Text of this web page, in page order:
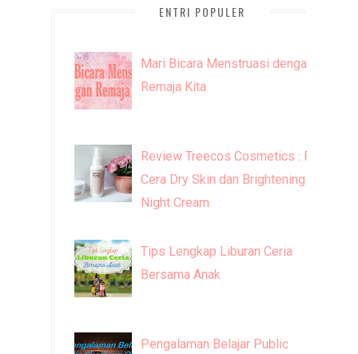
ENTRI POPULER
Mari Bicara Menstruasi dengan
Remaja Kita
Review Treecos Cosmetics : FW
Cera Dry Skin dan Brightening
Night Cream
Tips Lengkap Liburan Ceria
Bersama Anak
Pengalaman Belajar Public